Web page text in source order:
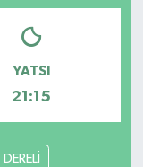
YATSI
21:15
DERELİ